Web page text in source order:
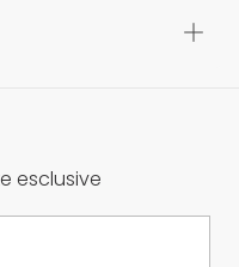
esclusive